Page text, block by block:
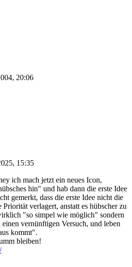
20:06
15:35
ich mach jetzt ein neues Icon,
hin" und hab dann die erste Idee
gemerkt, dass die erste Idee nicht die
Priorität verlagert, anstatt es hübscher zu
"so simpel wie möglich" sondern
vernünftigen Versuch, und leben
kommt".
bleiben!